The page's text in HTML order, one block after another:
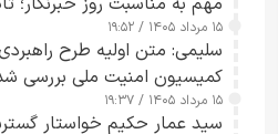
تقویت امنیت و اعتماد عمومی
۱۵ مرداد ۱۴۰۵ / ۱۹:۵۲
سلیمی: متن اولیه طرح
کمیسیون امنیت ملی بررسی
۱۵ مرداد ۱۴۰۵ / ۱۹:۳۷
سید عمار حکیم خواستار